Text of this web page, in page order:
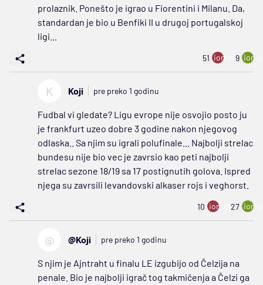
prolaznik. Ponešto je igrao u Fiorentini i Milanu. Da,
standardan je bio u Benfiki II u drugoj portugalskoj
ligi...
51 ion:minus
9
K Koji pre preko 1 godinu
Fudbal vi gledate? Ligu evrope nije osvojio posto ju
je frankfurt uzeo dobre 3 godine nakon njegovog
odlaska.. Sa njim su igrali polufinale... Najbolji strelac
bundesu nije bio vec je zavrsio kao peti najbolji
strelac sezone 18/19 sa 17 postignutih golova. Ispred
njega su zavrsili levandovski alkaser rojs i veghorst.
10 ion:minus
27
@ @Koji pre preko 1 godinu
S njim je Ajntraht u finalu LE izgubijo od Čelzija na
penale. Bio je najbolji igrač tog takmičenja a Čelzi ga